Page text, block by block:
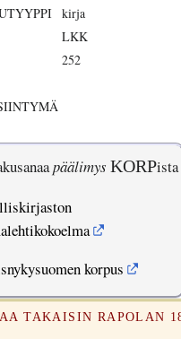
kirja
LKK
252
päälimys KORPista
korpus
TAKAISIN RAPOLAN